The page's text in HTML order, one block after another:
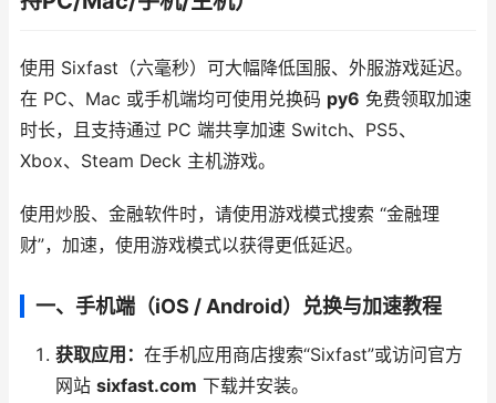
使用 Sixfast（六毫秒）可大幅降低国服、外服游戏延迟。
在 PC、Mac 或手机端均可使用兑换码 py6 免费领取加速
时长，且支持通过 PC 端共享加速 Switch、PS5、
Xbox、Steam Deck 主机游戏。
使用炒股、金融软件时，请使用游戏模式搜索 “金融理
财”，加速，使用游戏模式以获得更低延迟。
一、手机端（iOS / Android）兑换与加速教程
获取应用： 在手机应用商店搜索“Sixfast”或访问官方
网站 sixfast.com 下载并安装。